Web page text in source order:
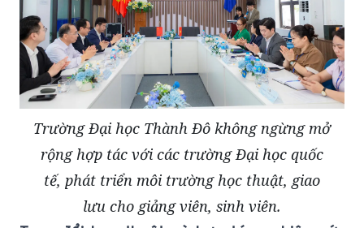
Trường Đại học Thành Đô không ngừng mở
rộng hợp tác với các trường Đại học quốc
tế, phát triển môi trường học thuật, giao
lưu cho giảng viên, sinh viên.